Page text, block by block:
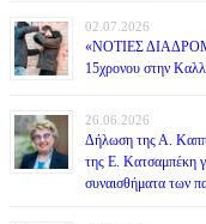
02.07.2026
«ΝΟΤΙΕΣ
15χρονου στην
26.06.2026
Δήλωση της Α.
της Ε. Κατσαμπέκη
συναισθήματα των